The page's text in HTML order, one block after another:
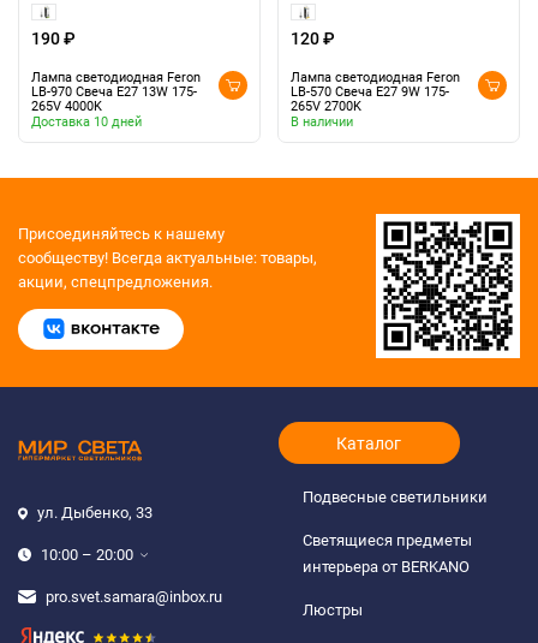
190 ₽
Лампа светодиодная Feron
LB-970 Свеча E27 13W 175-
265V 4000K
Доставка 10 дней
120 ₽
Лампа светодиодная Feron
LB-570 Свеча E27 9W 175-
265V 2700K
В наличии
Присоединяйтесь к нашему
сообществу! Всегда актуальные: товары,
акции, спецпредложения.
ул. Дыбенко, 33
10:00 – 20:00
pro.svet.samara@inbox.ru
Каталог
Подвесные светильники
Светящиеся предметы
интерьера от BERKANO
Люстры